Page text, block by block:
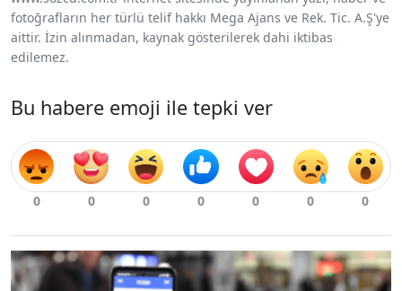
fotoğrafların her türlü telif hakkı Mega Ajans ve Rek. Tic. A.Ş'ye
aittir. İzin alınmadan, kaynak gösterilerek dahi iktibas
edilemez.
Bu habere emoji ile tepki ver